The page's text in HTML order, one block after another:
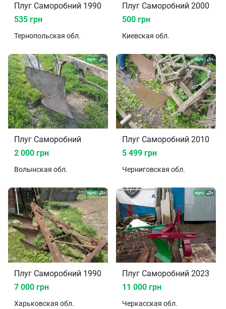
Плуг Саморобний 1990
535 грн
Тернопольская обл.
Плуг Саморобний 2000
500 грн
Киевская обл.
Плуг Саморобний
2 000 грн
Волынская обл.
Плуг Саморобний 2010
5 499 грн
Черниговская обл.
Плуг Саморобний 1990
7 000 грн
Харьковская обл.
Плуг Саморобний 2023
11 000 грн
Черкасская обл.